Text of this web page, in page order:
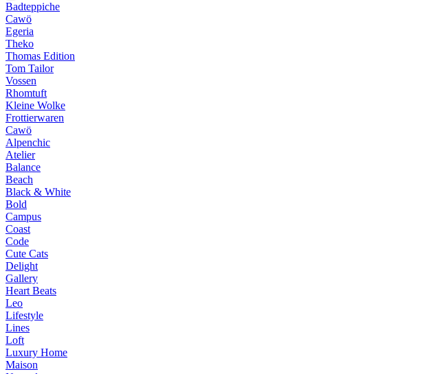
Badteppiche
Cawö
Egeria
Theko
Thomas Edition
Tom Tailor
Vossen
Rhomtuft
Kleine Wolke
Frottierwaren
Cawö
Alpenchic
Atelier
Balance
Beach
Black & White
Bold
Campus
Coast
Code
Cute Cats
Delight
Gallery
Heart Beats
Leo
Lifestyle
Lines
Loft
Luxury Home
Maison